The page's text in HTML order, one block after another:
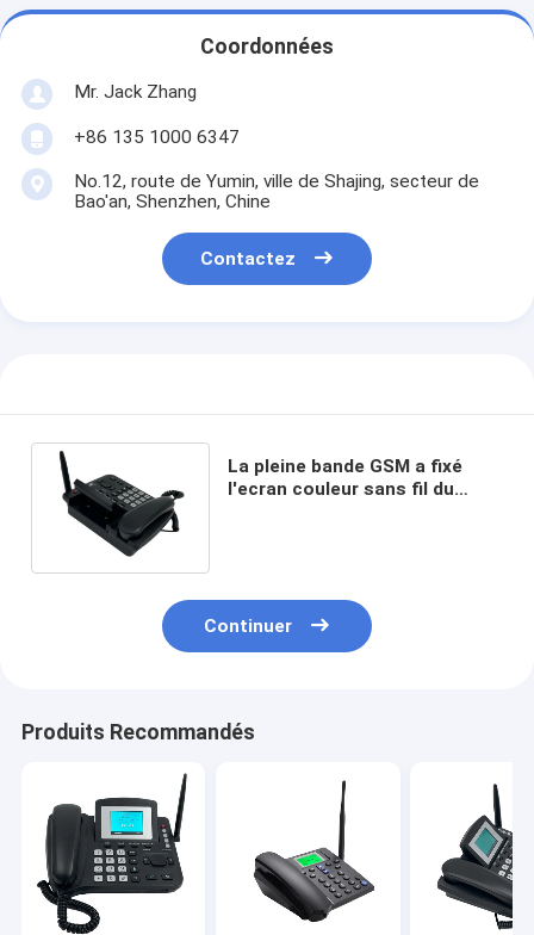
Coordonnées
Mr. Jack Zhang
+86 135 1000 6347
No.12, route de Yumin, ville de Shajing, secteur de
Bao'an, Shenzhen, Chine
Contactez
La pleine bande GSM a fixé
l'ecran couleur sans fil du
Continuer
Produits Recommandés